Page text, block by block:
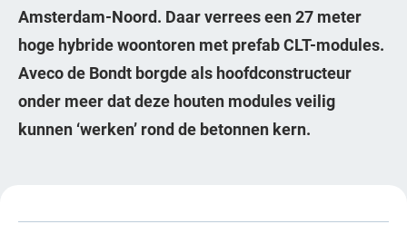
Amsterdam-Noord. Daar verrees een 27 meter
hoge hybride woontoren met prefab CLT-modules.
Aveco de Bondt borgde als hoofdconstructeur
onder meer dat deze houten modules veilig
kunnen ‘werken’ rond de betonnen kern.